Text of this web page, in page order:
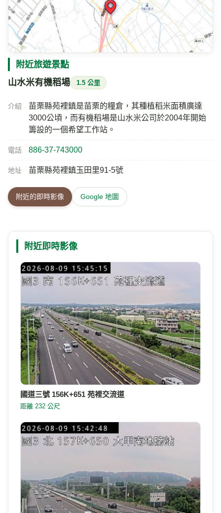
附近旅遊景點
山水米有機稻場 1.5 公里
介紹
苗栗縣苑裡鎮是苗栗的糧倉，其種植稻米面積廣達
3000公頃，而有機稻場是山水米公司於2004年開始
籌設的一個希望工作站。
電話 886-37-743000
地址 苗栗縣苑裡鎮玉田里91-5號
附近的即時影像 Google 地圖
附近即時影像
國道三號 156K+651 苑裡交流道
距離 232 公尺